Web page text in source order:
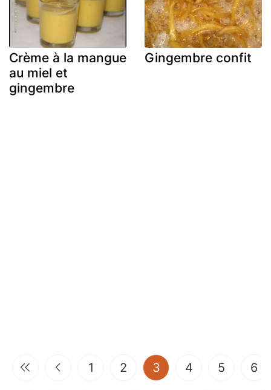
Crème à la mangue
au miel et
gingembre
Gingembre confit
1 2 3(current)
4 5 6